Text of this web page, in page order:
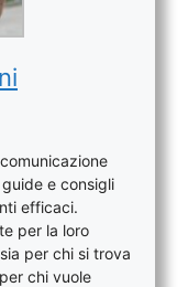
e consigli
efficaci.
per la loro
per chi si trova
chi vuole